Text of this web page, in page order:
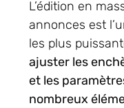
L’édition en
annonces est
les plus
ajuster les
et les
nombreux